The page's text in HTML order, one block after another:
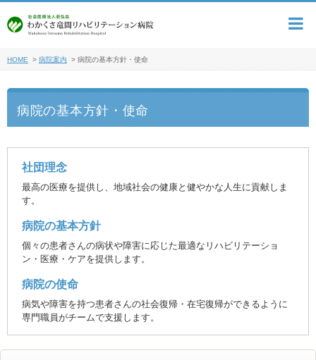
HOME > 病院案内 > 病院の基本方針・使命
病院の基本方針・使命
社団理念
最高の医療を提供し、地域社会の健康と健やかな人生に貢献しま
す。
病院の基本方針
個々の患者さんの病状や障害に応じた最適なリハビリテーショ
ン・医療・ケアを提供します。
病院の使命
病気や障害を持つ患者さんの社会復帰・在宅復帰ができるように
専門職員がチームで支援します。